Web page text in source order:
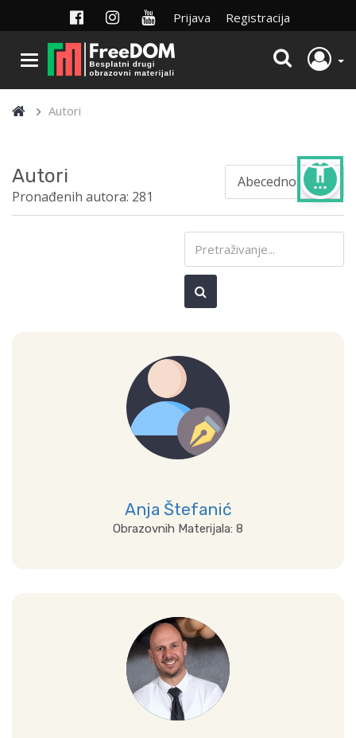
settings_accessibility
Prijava Registracija
Autori
Autori
Pronađenih autora: 281
Anja Štefanić
Obrazovnih Materijala: 8
Prikaži sve